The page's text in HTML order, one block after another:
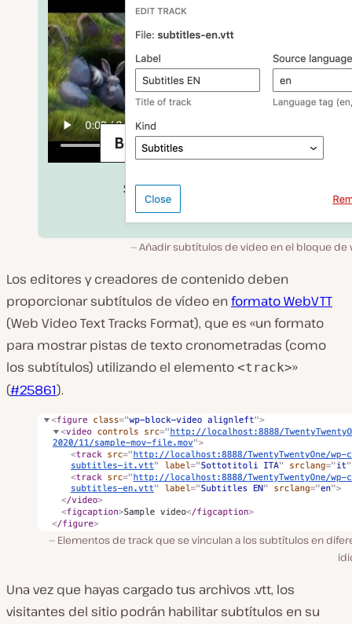
Añadir subtítulos de video en el bloque de
Los editores y creadores de contenido deben
proporcionar subtítulos de vídeo enformato WebVTT
(Web Video Text Tracks Format), que es «un formato
para mostrar pistas de texto cronometradas (como
los subtítulos) utilizando el elemento <track>»
(#25861).
Elementos de track que se vinculan a los subtítulos en
Una vez que hayas cargado tus archivos .vtt, los
visitantes del sitio podrán habilitar subtítulos en su